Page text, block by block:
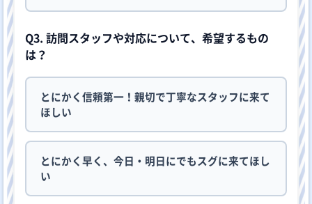
Q3. 訪問スタッフや対応について、希望するもの
は？
とにかく信頼第一！親切で丁寧なスタッフに来て
ほしい
とにかく早く、今日・明日にでもスグに来てほし
い